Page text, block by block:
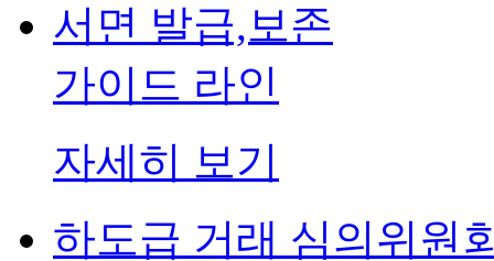
서면 발급,보존
가이드 라인
자세히 보기
하도급 거래 심의위원